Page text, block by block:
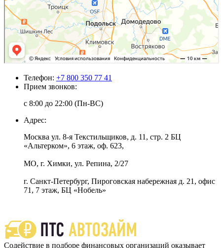
Телефон: +7 800 350 77 41
Прием звонков:
с 8:00 до 22:00 (Пн-ВС)
Адрес:
Москва ул. 8-я Текстильщиков, д. 11, стр. 2 БЦ
«Альтерком», 6 этаж, оф. 623,
МО, г. Химки, ул. Репина, 2/27
г. Санкт-Петербург, Пироговская набережная д. 21, офис
71, 7 этаж, БЦ «Нобель»
Содействие в подборе финансовых организаций оказывает